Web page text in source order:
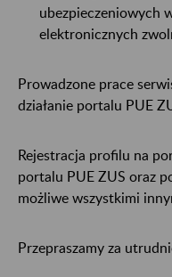
ubezpieczeniowych
elektronicznych
Prowadzone prace
działanie portalu PUE
Rejestracja profilu na
portalu PUE ZUS oraz
możliwe wszystkimi
Przepraszamy za